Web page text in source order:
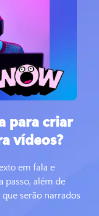
para criar
vídeos?
em fala e
passo, além de
serão narrados